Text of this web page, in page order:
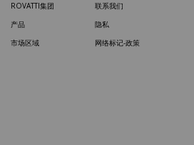
ROVATTI集团
产品
市场区域
联系我们
隐私
网络标记-政策